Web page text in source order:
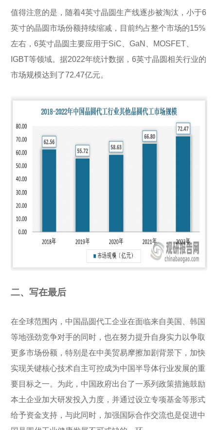
值得注意的是，随着4英寸晶圆生产线逐步被淘汰，小于6
英寸的晶圆市场份额持续缩减，目前约占整个市场的15%
左右，6英寸晶圆主要应用于SiC、GaN、MOSFET、
IGBT等领域。据2022年统计数据，6英寸晶圆相关行业的
市场规模达到了72.47亿元。
二、写在最后
在全球范围内，中国晶圆代工企业在面临来自美国、韩国
等地强劲竞争对手的同时，也在努力提升自身实力以争取
更多市场份额，特别是在中美贸易摩擦加剧背景下，加快
实现关键核心技术自主可控成为中国半导体行业发展的重
要目标之一。为此，中国政府出台了一系列政策措施鼓励
本土企业加大研发投入力度，并通过设立专项基金等形式
给予资金支持，与此同时，加强国际合作交流也是促进中